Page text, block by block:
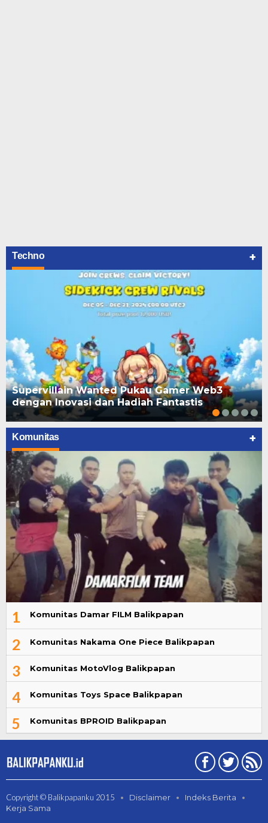
Techno +
Supervillain Wanted Pukau Gamer Web3
dengan Inovasi dan Hadiah Fantastis
Komunitas +
1 Komunitas Damar FILM Balikpapan
2 Komunitas Nakama One Piece Balikpapan
3 Komunitas MotoVlog Balikpapan
4 Komunitas Toys Space Balikpapan
5 Komunitas BPROID Balikpapan
Copyright © Balikpapanku 2015 Disclaimer
Indeks Berita
Kerja Sama